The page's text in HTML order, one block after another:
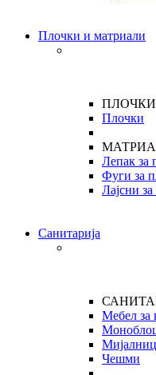
Плочки и матриали
ПЛОЧКИ
Плочки
Лепак за
Фуги за
Лајсни
Санитарија
Мебел за
Чешми